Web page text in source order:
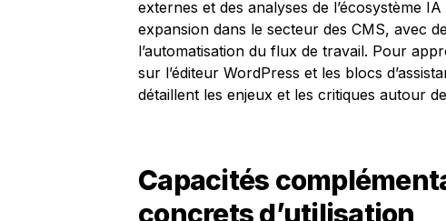
externes et des analyses de l’écosystème
expansion dans le secteur des CMS, avec
l’automatisation du flux de travail. Pour
sur l’éditeur WordPress et les blocs
détaillent les enjeux et les critiques autour
Capacités
concrets d’utilisation